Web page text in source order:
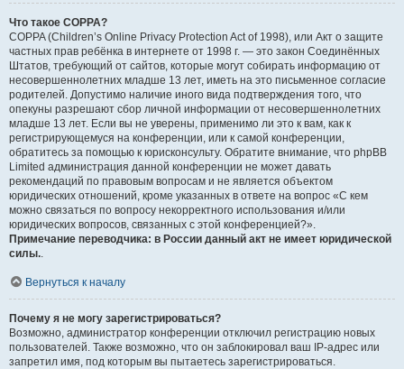
Что такое COPPA?
COPPA (Children’s Online Privacy Protection Act of 1998), или Акт о защите
частных прав ребёнка в интернете от 1998 г. — это закон Соединённых
Штатов, требующий от сайтов, которые могут собирать информацию от
несовершеннолетних младше 13 лет, иметь на это письменное согласие
родителей. Допустимо наличие иного вида подтверждения того, что
опекуны разрешают сбор личной информации от несовершеннолетних
младше 13 лет. Если вы не уверены, применимо ли это к вам, как к
регистрирующемуся на конференции, или к самой конференции,
обратитесь за помощью к юрисконсульту. Обратите внимание, что phpBB
Limited администрация данной конференции не может давать
рекомендаций по правовым вопросам и не является объектом
юридических отношений, кроме указанных в ответе на вопрос «С кем
можно связаться по вопросу некорректного использования и/или
юридических вопросов, связанных с этой конференцией?».
Примечание переводчика: в России данный акт не имеет юридической
силы..
Вернуться к началу
Почему я не могу зарегистрироваться?
Возможно, администратор конференции отключил регистрацию новых
пользователей. Также возможно, что он заблокировал ваш IP-адрес или
запретил имя, под которым вы пытаетесь зарегистрироваться.